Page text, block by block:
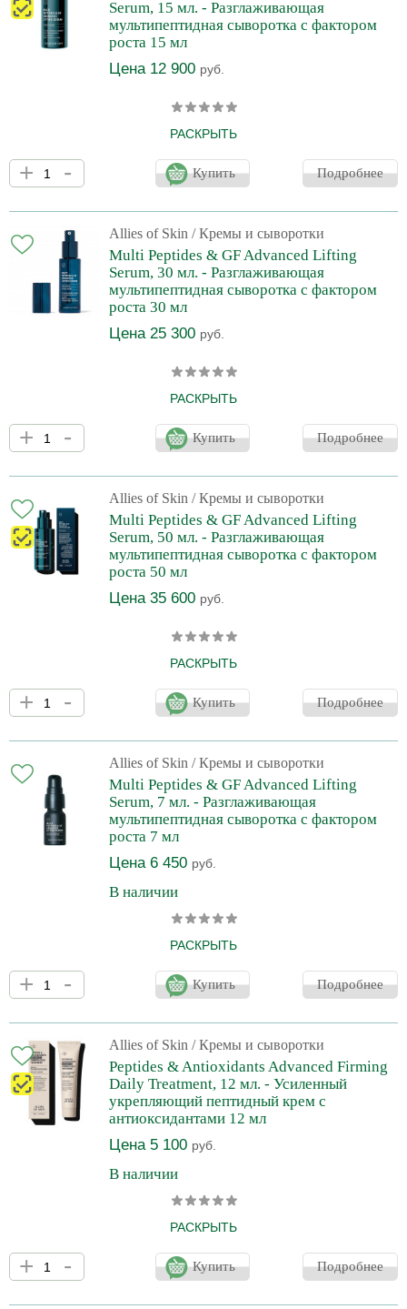
Serum, 15 мл. - Разглаживающая
мультипептидная сыворотка с фактором
роста 15 мл
Цена 12 900 руб.
РАСКРЫТЬ
Сыворотка с легкой текстурой быстро впитывается и
моментально увлажняет кожу. Сочетание комплекса пептидов и
фактора роста обеспечивает интенсивное укрепление и
подвержены образованию морщин: "гусиные лапки", линии лба
и межбровья, носогубные складки. Роскошный инновационный
продукт с выраженным anti age действием.
+ - Купить Подробнее
Allies of Skin / Кремы и сыворотки
Multi Peptides & GF Advanced Lifting
Serum, 30 мл. - Разглаживающая
мультипептидная сыворотка с фактором
роста 30 мл
Цена 25 300 руб.
РАСКРЫТЬ
Сыворотка с легкой текстурой быстро впитывается и
моментально увлажняет кожу. Сочетание комплекса пептидов и
фактора роста обеспечивает интенсивное укрепление и
подвержены образованию морщин: "гусиные лапки", линии лба
и межбровья, носогубные складки. Роскошный инновационный
продукт с выраженным anti age действием.
+ - Купить Подробнее
Allies of Skin / Кремы и сыворотки
Multi Peptides & GF Advanced Lifting
Serum, 50 мл. - Разглаживающая
мультипептидная сыворотка с фактором
роста 50 мл
Цена 35 600 руб.
РАСКРЫТЬ
Сыворотка с легкой текстурой быстро впитывается и
моментально увлажняет кожу. Сочетание комплекса пептидов и
фактора роста обеспечивает интенсивное укрепление и
подвержены образованию морщин: "гусиные лапки", линии лба
и межбровья, носогубные складки. Роскошный инновационный
продукт с выраженным anti age действием.
+ - Купить Подробнее
Allies of Skin / Кремы и сыворотки
Multi Peptides & GF Advanced Lifting
Serum, 7 мл. - Разглаживающая
мультипептидная сыворотка с фактором
роста 7 мл
Цена 6 450 руб.
В наличии
РАСКРЫТЬ
Сыворотка с легкой текстурой быстро впитывается и
моментально увлажняет кожу. Сочетание комплекса пептидов и
фактора роста обеспечивает интенсивное укрепление и
подвержены образованию морщин: "гусиные лапки", линии лба
и межбровья, носогубные складки. Роскошный инновационный
продукт с выраженным anti age действием.
+ - Купить Подробнее
Allies of Skin / Кремы и сыворотки
Peptides & Antioxidants Advanced Firming
Daily Treatment, 12 мл. - Усиленный
укрепляющий пептидный крем с
антиоксидантами 12 мл
Цена 5 100 руб.
В наличии
РАСКРЫТЬ
5 в 1: увлажняет, укрепляет, очищает, обеспечивает
антиоксидантную защиту и осветляет кожу. Allies of skin Peptides
Antioxidants Advanced Firming Daily Treatment— это
+ - Купить Подробнее